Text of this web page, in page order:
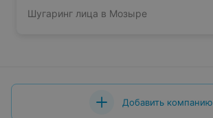
Шугаринг лица в Мозыре
Добавить компанию